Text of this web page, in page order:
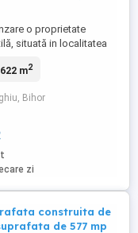
o proprietate
situată in localitatea
DN1,sau schimb cu
Proprietatea este
m2
Bihor
zi
construita de
de 577 mp